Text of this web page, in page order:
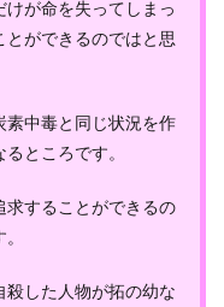
が命を失ってしまっ
ができるのではと思
素中毒と同じ状況を作
ところです。
求することができるの
した人物が拓の幼な